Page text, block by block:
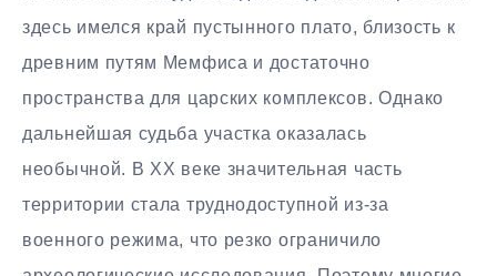
здесь имелся край пустынного плато, близость к
древним путям Мемфиса и достаточно
пространства для царских комплексов. Однако
дальнейшая судьба участка оказалась
необычной. В XX веке значительная часть
территории стала труднодоступной из-за
военного режима, что резко ограничило